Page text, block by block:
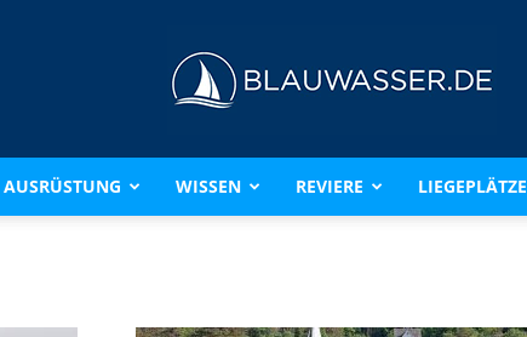
BLAUWASSER.DE
AUSRÜSTUNG WISSEN REVIERE LIEGEPLÄTZE